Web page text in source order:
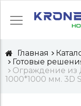
Главная
Готовые
Ограждение из
1000*1000 мм. 3D